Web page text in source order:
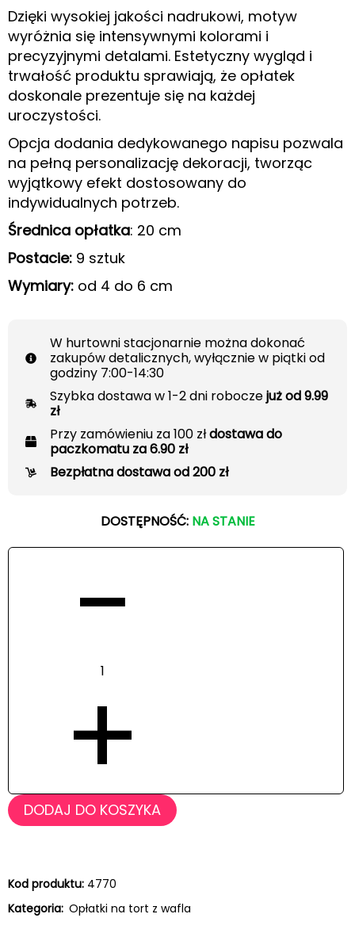
Dzięki wysokiej jakości nadrukowi, motyw
wyróżnia się intensywnymi kolorami i
precyzyjnymi detalami. Estetyczny wygląd i
trwałość produktu sprawiają, że opłatek
doskonale prezentuje się na każdej
uroczystości.
Opcja dodania dedykowanego napisu pozwala
na pełną personalizację dekoracji, tworząc
wyjątkowy efekt dostosowany do
indywidualnych potrzeb.
Średnica opłatka: 20 cm
Postacie: 9 sztuk
Wymiary: od 4 do 6 cm
W hurtowni stacjonarnie można dokonać
zakupów detalicznych, wyłącznie w piątki od
godziny 7:00-14:30
Szybka dostawa w 1-2 dni roboczejuż od 9.99
zł
Przy zamówieniu za 100 złdostawa do
paczkomatu za 6.90 zł
Bezpłatna dostawa od 200 zł
DOSTĘPNOŚĆ: NA STANIE
−
+
DODAJ DO KOSZYKA
Kod produktu: 4770
Kategoria: Opłatki na tort z wafla